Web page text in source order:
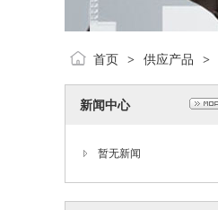
首页 > 供应产品 >
新闻中心
暂无新闻